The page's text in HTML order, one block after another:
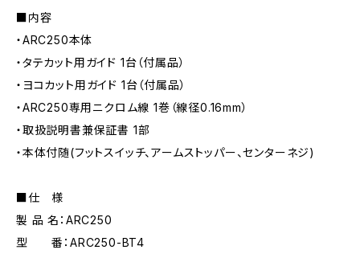
■内容
・ARC250本体
・タテカット用ガイド 1台（付属品）
・ヨコカット用ガイド 1台（付属品）
・ARC250専用ニクロム線 1巻（線径0.16mm）
・取扱説明書兼保証書 1部
・本体付随(フットスイッチ、アームストッパー、センターネジ)
■仕 様
製 品 名：ARC250
型 番：ARC250-BT4